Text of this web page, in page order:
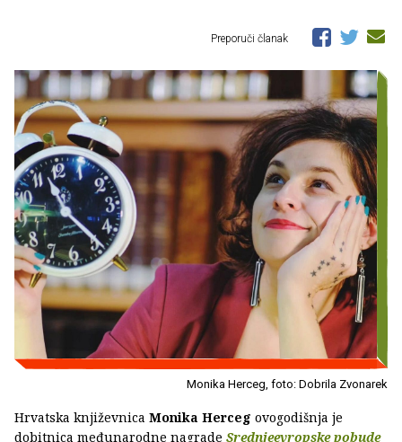
Preporuči članak
Monika Herceg, foto: Dobrila Zvonarek
Hrvatska književnica Monika Herceg ovogodišnja je
dobitnica međunarodne nagrade Srednjeevropske pobude